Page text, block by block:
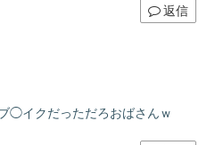
返信
◯イクだっただろおばさんｗ